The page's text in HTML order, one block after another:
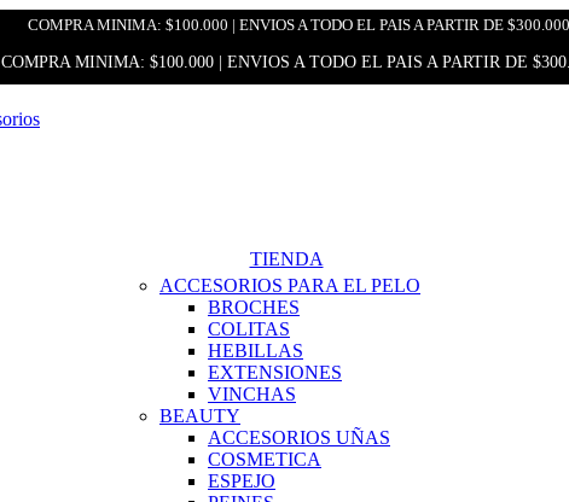
COMPRA MINIMA: $100.000 | ENVIOS A TODO EL PAIS A PARTIR DE $300.000
COMPRA MINIMA: $100.000 | ENVIOS A TODO EL PAIS A PARTIR DE
TIENDA
ACCESORIOS PARA EL PELO
BROCHES
COLITAS
HEBILLAS
EXTENSIONES
VINCHAS
BEAUTY
ACCESORIOS UÑAS
COSMETICA
ESPEJO